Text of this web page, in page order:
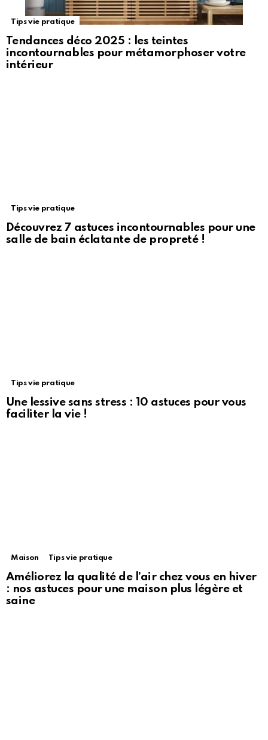
Tips vie pratique
Tendances déco 2025 : les teintes
incontournables pour métamorphoser votre
intérieur
Tips vie pratique
Découvrez 7 astuces incontournables pour une
salle de bain éclatante de propreté !
Tips vie pratique
Une lessive sans stress : 10 astuces pour vous
faciliter la vie !
Maison Tips vie pratique
Améliorez la qualité de l’air chez vous en hiver
: nos astuces pour une maison plus légère et
saine